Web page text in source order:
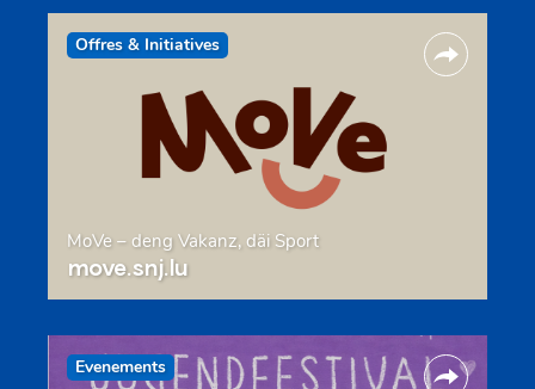
Offres & Initiatives
MoVe – deng Vakanz, däi Sport
move.snj.lu
Evenements